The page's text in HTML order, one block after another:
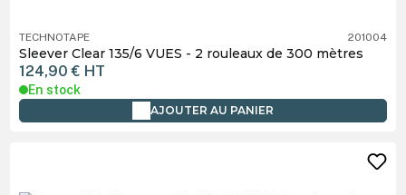
TECHNOTAPE 201004
Sleever Clear 135/6 VUES - 2 rouleaux de 300 mètres
124,90 € HT
En stock
AJOUTER AU PANIER